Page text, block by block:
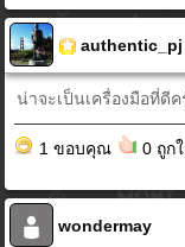
authentic_pj
น่าจะเป็นเครื่องมือที่ดีค
1 ขอบคุณ 0 ถูก
wondermay